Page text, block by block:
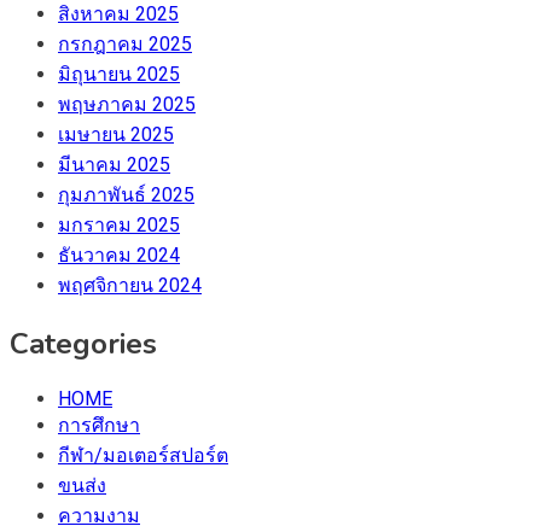
สิงหาคม 2025
กรกฎาคม 2025
มิถุนายน 2025
พฤษภาคม 2025
เมษายน 2025
มีนาคม 2025
กุมภาพันธ์ 2025
มกราคม 2025
ธันวาคม 2024
พฤศจิกายน 2024
Categories
HOME
การศึกษา
กีฬา/มอเตอร์สปอร์ต
ขนส่ง
ความงาม